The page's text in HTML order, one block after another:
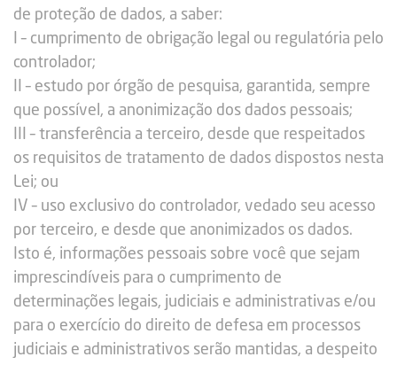
de proteção de dados, a saber:
I – cumprimento de obrigação legal ou regulatória pelo
controlador;
II – estudo por órgão de pesquisa, garantida, sempre
que possível, a anonimização dos dados pessoais;
III – transferência a terceiro, desde que respeitados
os requisitos de tratamento de dados dispostos nesta
Lei; ou
IV – uso exclusivo do controlador, vedado seu acesso
por terceiro, e desde que anonimizados os dados.
Isto é, informações pessoais sobre você que sejam
imprescindíveis para o cumprimento de
determinações legais, judiciais e administrativas e/ou
para o exercício do direito de defesa em processos
judiciais e administrativos serão mantidas, a despeito